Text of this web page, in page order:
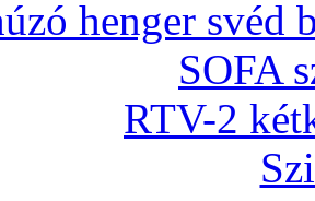
henger svéd
SOFA
RTV-2